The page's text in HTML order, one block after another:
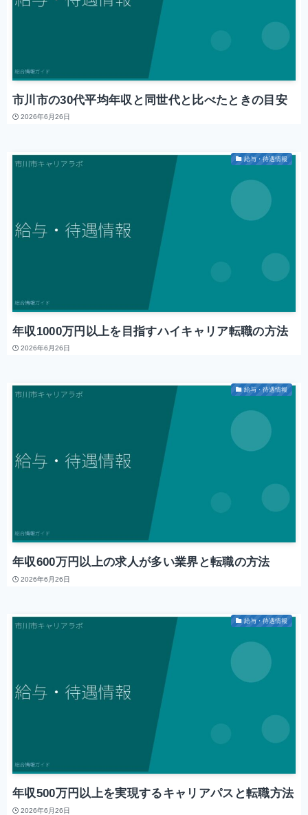
市川市の30代平均年収と同世代と比べたときの目安
2026年6月26日
給与・待遇情報
年収1000万円以上を目指すハイキャリア転職の方法
2026年6月26日
給与・待遇情報
年収600万円以上の求人が多い業界と転職の方法
2026年6月26日
給与・待遇情報
年収500万円以上を実現するキャリアパスと転職方法
2026年6月26日